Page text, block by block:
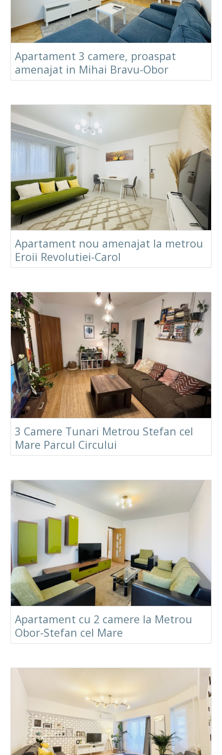
Apartament 3 camere, proaspat
amenajat in Mihai Bravu-Obor
Apartament nou amenajat la metrou
Eroii Revolutiei-Carol
3 Camere Tunari Metrou Stefan cel
Mare Parcul Circului
Apartament cu 2 camere la Metrou
Obor-Stefan cel Mare